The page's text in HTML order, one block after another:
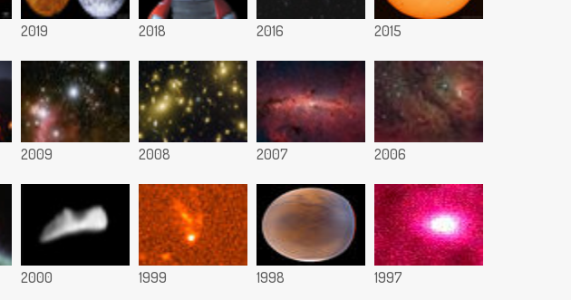
2019 2018 2016 2015
2009 2008 2007 2006
2000 1999 1998 1997